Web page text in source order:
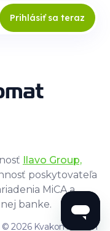
Prihlásiť sa teraz
Ilavo Group,
poskytovateľa
MiCA a
banke.
© 2026 Kvakomat.com